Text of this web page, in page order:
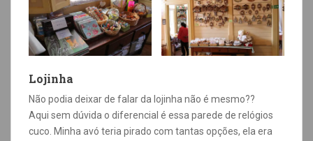
Lojinha
Não podia deixar de falar da lojinha não é mesmo??
Aqui sem dúvida o diferencial é essa parede de relógios
cuco. Minha avó teria pirado com tantas opções, ela era